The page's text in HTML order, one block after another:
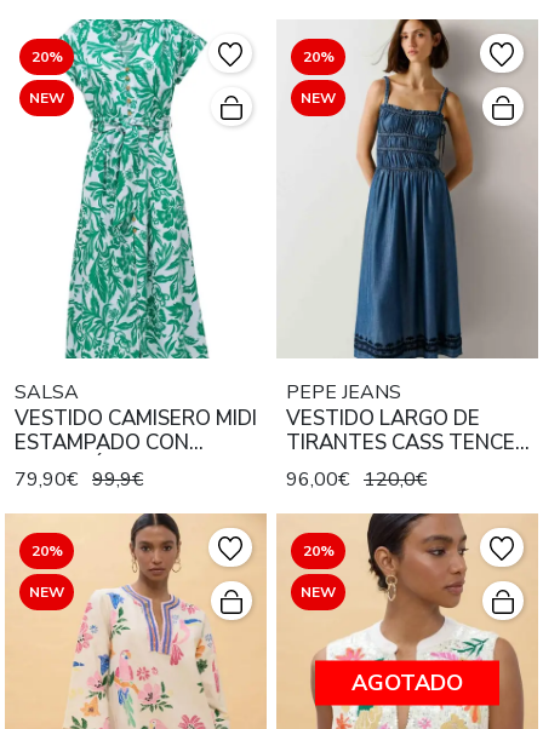
20%
NEW
SALSA
VESTIDO CAMISERO MIDI
ESTAMPADO CON
CINTURÓN
79,90€ 99,9€
20%
NEW
PEPE JEANS
VESTIDO LARGO DE
TIRANTES CASS TENCEL
551 BLUE DENIM
96,00€ 120,0€
20%
NEW
20%
NEW
AGOTADO